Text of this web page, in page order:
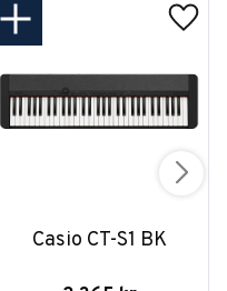
Casio CT-S1 BK